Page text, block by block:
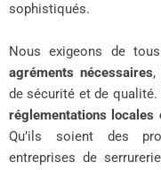
sophistiqués.
Nous exigeons de
agréments nécessaires,
de sécurité et de
réglementations locales
Qu’ils soient des
entreprises de